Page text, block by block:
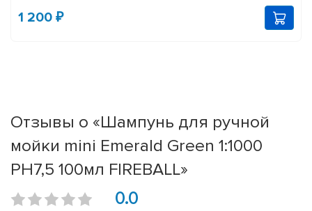
1 200 ₽
Отзывы о «Шампунь для ручной
мойки mini Emerald Green 1:1000
PH7,5 100мл FIREBALL»
0.0